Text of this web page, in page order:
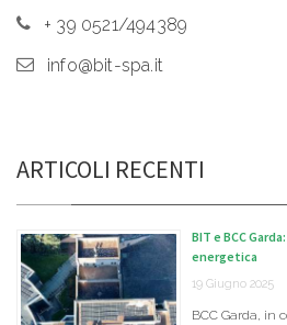
+ 39 0521/494389
info@bit-spa.it
ARTICOLI RECENTI
BIT e BCC
energetica
19 Giugno 2025
BCC Garda, in